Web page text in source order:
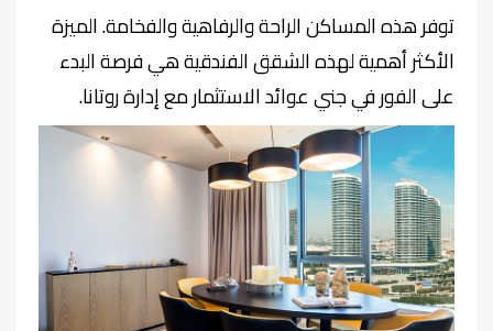
توفر هذه المساكن الراحة والرفاهية والفخامة. الميزة
الأكثر أهمية لهذه الشقق الفندقية هي فرصة البدء
على الفور في جني عوائد الاستثمار مع إدارة روتانا.